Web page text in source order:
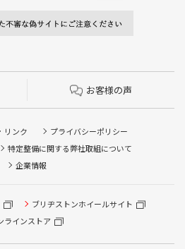
お客様の声
リンク
プライバシーポリシー
特定整備に関する弊社取組について
企業情報
ブリヂストンホイールサイト
ラインストア
タイヤ履き替え/オイル交換/その他